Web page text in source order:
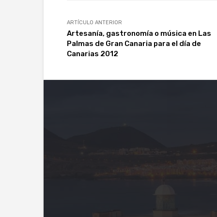
ARTÍCULO ANTERIOR
Artesanía, gastronomía o música en Las
Palmas de Gran Canaria para el día de
Canarias 2012